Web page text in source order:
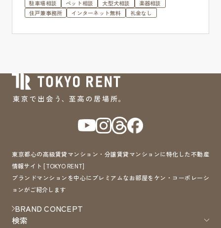
駐車場相談
ペット相談 大型犬相談
楽器相談
住戸兼事務所
インターネット無料 礼金なし
東京都心の高級賃貸マンション・分譲賃貸マンションに特化した不動産
情報サイト [TOKYO RENT]
ブランドマンションを中心にプレミアムなお部屋をケン・コーポレーシ
ョンがご紹介します
BRAND CONCEPT
検索